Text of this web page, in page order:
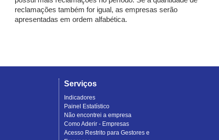
reclamações também for igual, as empresas serão
apresentadas em ordem alfabética.
Serviços
Indicadores
Painel Estatístico
Não encontrei a empresa
Como Aderir - Empresas
Acesso Restrito para Gestores e